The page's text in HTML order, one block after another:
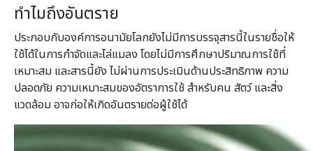
ทำไมถึงอันตราย
ประกอบกับองค์การอนามัยโลกยังไม่มีการบรรจุสารนี้ในรายชื่อให้
ใช้ได้ในการกำจัดและไล่แมลง โดยไม่มีการศึกษาปริมาณการใช้ที่
เหมาะสม และสารนี้ยัง ไม่ผ่านการประเมินด้านประสิทธิภาพ ความ
ปลอดภัย ความเหมาะสมของอัตราการใช้ สำหรับคน สัตว์ และสิ่ง
แวดล้อม อาจก่อให้เกิดอันตรายต่อผู้ใช้ได้